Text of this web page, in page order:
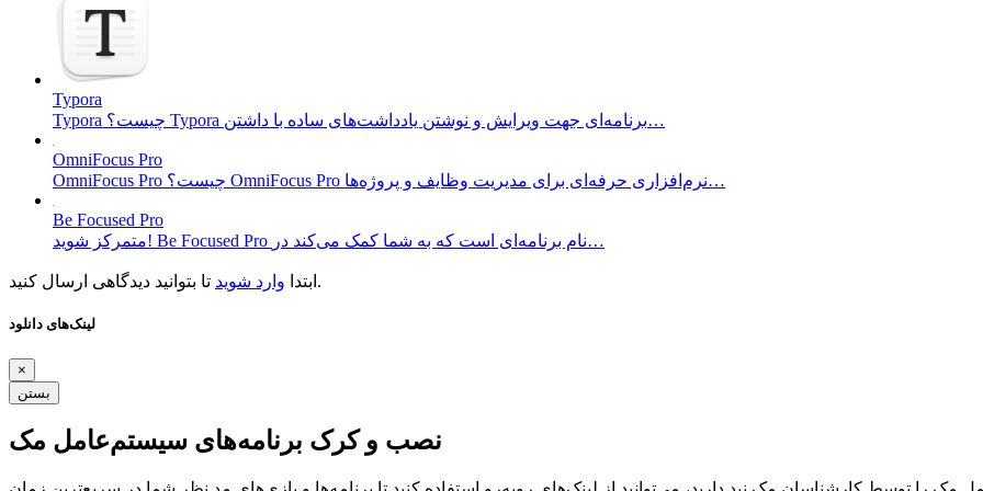
Typora
Typora چیست؟ Typora برنامه‌ای جهت ویرایش و نوشتن یادداشت‌های ساده با داشتن…
OmniFocus Pro
OmniFocus Pro چیست؟ OmniFocus Pro نرم‌افزاری حرفه‌ای برای مدیریت وظایف و پروژه‌ها…
Be Focused Pro
متمرکز شوید! Be Focused Pro نام برنامه‌ای است که به شما کمک می‌کند در…
ابتدا وارد شوید تا بتوانید دیدگاهی ارسال کنید.
لینک‌های دانلود
×
بستن
نصب و کرک برنامه‌های سیستم‌عامل مک